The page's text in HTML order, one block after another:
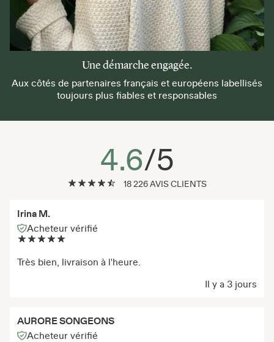
Une démarche engagée.
Aux côtés de partenaires français et européens labellisés
toujours plus fiables et responsables
4.6/5
18 226 AVIS CLIENTS
Irina M.
Acheteur vérifié
Très bien, livraison à l'heure.
Il y a 3 jours
AURORE SONGEONS
Acheteur vérifié